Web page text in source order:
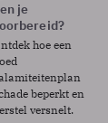
je
hoe een
beperkt en
versnelt.